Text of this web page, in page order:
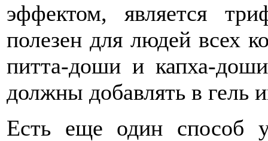
эффектом, является
полезен для людей всех
питта-доши и капха-
должны добавлять в гель
Есть еще один способ